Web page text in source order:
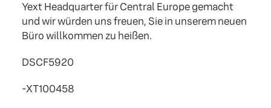
Yext Headquarter für Central Europe gemacht
und wir würden uns freuen, Sie in unserem neuen
Büro willkommen zu heißen.
DSCF5920
-XT100458